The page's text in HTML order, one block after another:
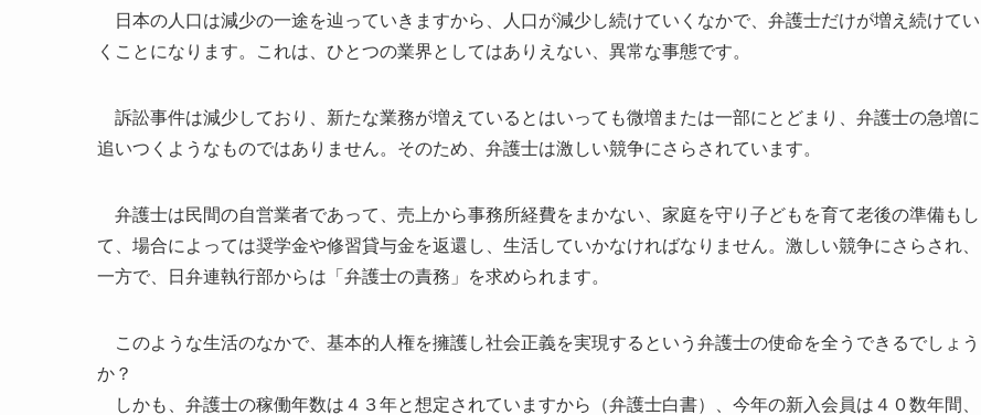
日本の人口は減少の一途を辿っていきますから、人口が減少し続けていくなかで、弁護士だけが増え続けてい
くことになります。これは、ひとつの業界としてはありえない、異常な事態です。
訴訟事件は減少しており、新たな業務が増えているとはいっても微増または一部にとどまり、弁護士の急増に
追いつくようなものではありません。そのため、弁護士は激しい競争にさらされています。
弁護士は民間の自営業者であって、売上から事務所経費をまかない、家庭を守り子どもを育て老後の準備もし
て、場合によっては奨学金や修習貸与金を返還し、生活していかなければなりません。激しい競争にさらされ、
一方で、日弁連執行部からは「弁護士の責務」を求められます。
このような生活のなかで、基本的人権を擁護し社会正義を実現するという弁護士の使命を全うできるでしょう
か？
しかも、弁護士の稼働年数は４３年と想定されていますから（弁護士白書）、今年の新入会員は４０数年間、